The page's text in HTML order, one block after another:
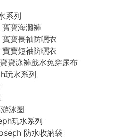
系列
寶海灘褲
寶長袖防曬衣
寶短袖防曬衣
寶泳褲戲水免穿尿布
玩水系列
泳圈
玩水系列
防水收納袋